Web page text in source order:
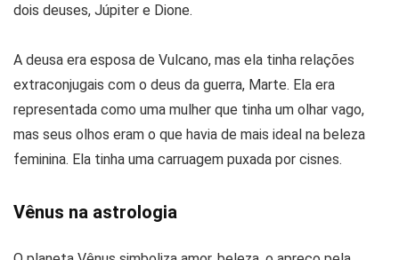
dois deuses, Júpiter e Dione.
A deusa era esposa de Vulcano, mas ela tinha relações
extraconjugais com o deus da guerra, Marte. Ela era
representada como uma mulher que tinha um olhar vago,
mas seus olhos eram o que havia de mais ideal na beleza
feminina. Ela tinha uma carruagem puxada por cisnes.
Vênus na astrologia